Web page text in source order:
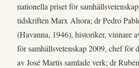
nationella priset för
tidskriften Marx Ahora; dr Pedro
(Havanna, 1946), historiker, vinnare
för samhällsvetenskap 2009, chef för
av José Martís samlade verk; dr